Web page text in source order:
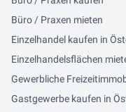
Büro / Praxen mieten
Einzelhandel kaufen in
Einzelhandelsflächen
Gewerbliche
Gastgewerbe kaufen in